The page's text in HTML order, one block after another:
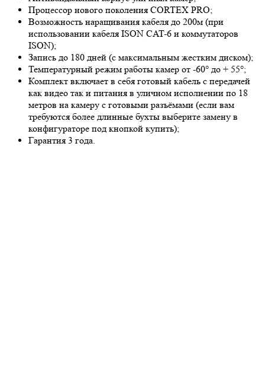
Процессор нового поколения CORTEX PRO;
Возможность наращивания кабеля до 200м (при
использовании кабеля ISON CAT-6 и коммутаторов
ISON);
Запись до 180 дней (с максимальным жестким диском);
Температурный режим работы камер от -60° до + 55°;
Комплект включает в себя готовый кабель с передачей
как видео так и питания в уличном исполнении по 18
метров на камеру с готовыми разъёмами (если вам
требуются более длинные бухты выберите замену в
конфигураторе под кнопкой купить);
Гарантия 3 года.